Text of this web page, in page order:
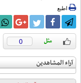
اطبع
0
آراء المشاهدين